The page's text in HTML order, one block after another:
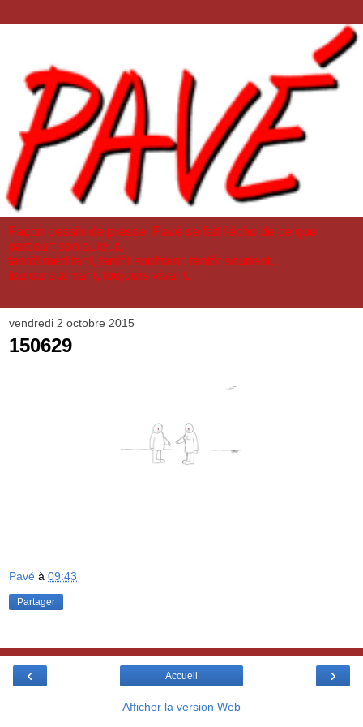
Façon dessin de presse, Pavé se fait l'écho de ce que
parcourt son auteur,
tantôt méditant, tantôt souffrant, tantôt souriant...
toujours aimant, toujours vivant.
vendredi 2 octobre 2015
150629
Pavé à 09:43
Partager
‹ ›
Accueil
Afficher la version Web